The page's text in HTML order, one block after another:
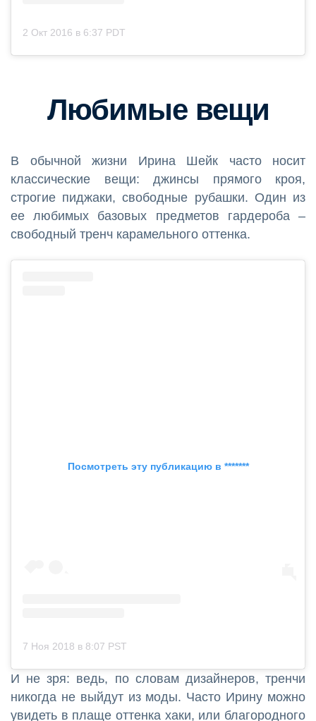
2 Окт 2016 в 6:37 PDT
Любимые вещи
В обычной жизни Ирина Шейк часто носит
классические вещи: джинсы прямого кроя,
строгие пиджаки, свободные рубашки. Один из
ее любимых базовых предметов гардероба –
свободный тренч карамельного оттенка.
Посмотреть эту публикацию в *******
7 Ноя 2018 в 8:07 PST
И не зря: ведь, по словам дизайнеров, тренчи
никогда не выйдут из моды. Часто Ирину можно
увидеть в плаще оттенка хаки, или благородного